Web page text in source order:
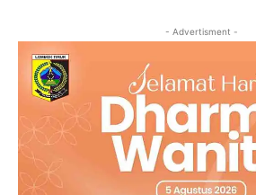
- Advertisment -